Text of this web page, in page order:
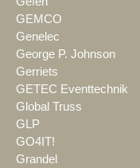
GEMCO
Genelec
George P. Johnson
Gerriets
GETEC Eventtechnik
Global Truss
GLP
GO4IT!
Grandel